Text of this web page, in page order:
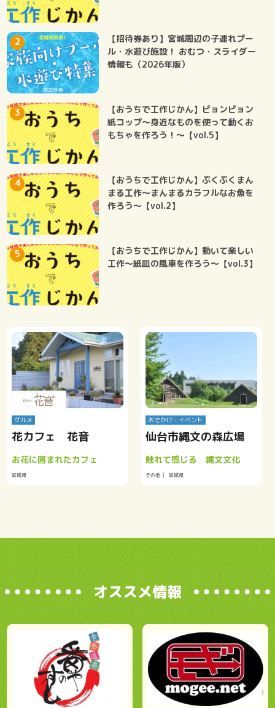
【招待券あり】宮城周辺の子連れプー
ル・水遊び施設！ おむつ・スライダー
情報も（2026年版）
【おうちで工作じかん】ピョンピョン
紙コップ～身近なものを使って動くお
もちゃを作ろう！～【vol.5】
【おうちで工作じかん】ぷくぷくまん
まる工作～まんまるカラフルなお魚を
作ろう～【vol.2】
【おうちで工作じかん】動いて楽しい
工作～紙皿の風車を作ろう～【vol.3】
グルメ
花カフェ 花音
お花に囲まれたカフェ
宮城県
おでかけ・イベント
仙台市縄文の森広場
触れて感じる 縄文文化
その他 宮城県
オススメ情報